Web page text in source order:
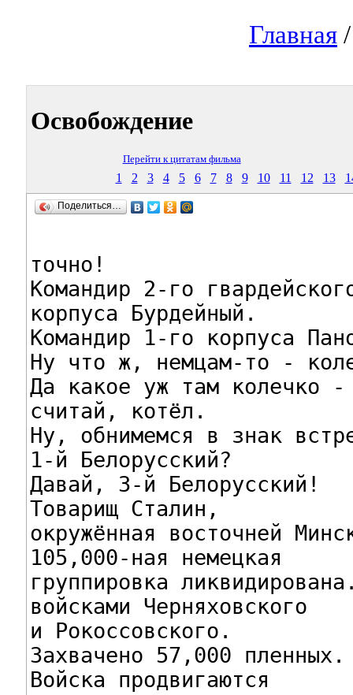
Главная
Освобождение
Перейти к цитатам фильма
1 2 3 4 5 6 7 8 9 10 11 12 13
Поделиться…
точно!
Командир 2-го
корпуса Бурдейный.
Командир 1-го корпуса
Ну что ж, немцам-то -
Да какое уж там колечко -
считай, котёл.
Ну, обнимемся в знак
1-й Белорусский?
Давай, 3-й Белорусский!
Товарищ Сталин,
окружённая восточней
105,000-ная немецкая
группировка
войсками Черняховского
и Рокоссовского.
Захвачено 57,000 пленных.
Войска продвигаются